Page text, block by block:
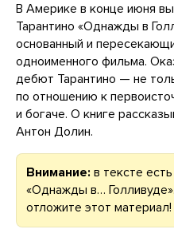
В Америке в конце июня
Тарантино «Однажды в
основанный и
одноименного фильма.
дебют Тарантино — не
по отношению к
и богаче. О книге
Антон Долин.
Внимание: в тексте
«Однажды в…
отложите этот материал!